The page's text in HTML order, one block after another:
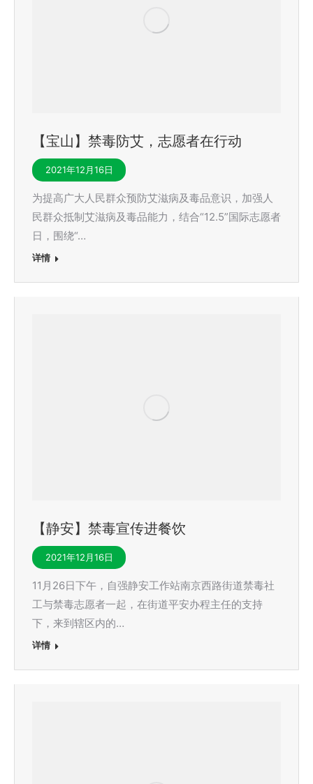
【宝山】禁毒防艾，志愿者在行动
2021年12月16日
为提高广大人民群众预防艾滋病及毒品意识，加强人
民群众抵制艾滋病及毒品能力，结合“12.5”国际志愿者
日，围绕“…
详情
【静安】禁毒宣传进餐饮
2021年12月16日
11月26日下午，自强静安工作站南京西路街道禁毒社
工与禁毒志愿者一起，在街道平安办程主任的支持
下，来到辖区内的…
详情